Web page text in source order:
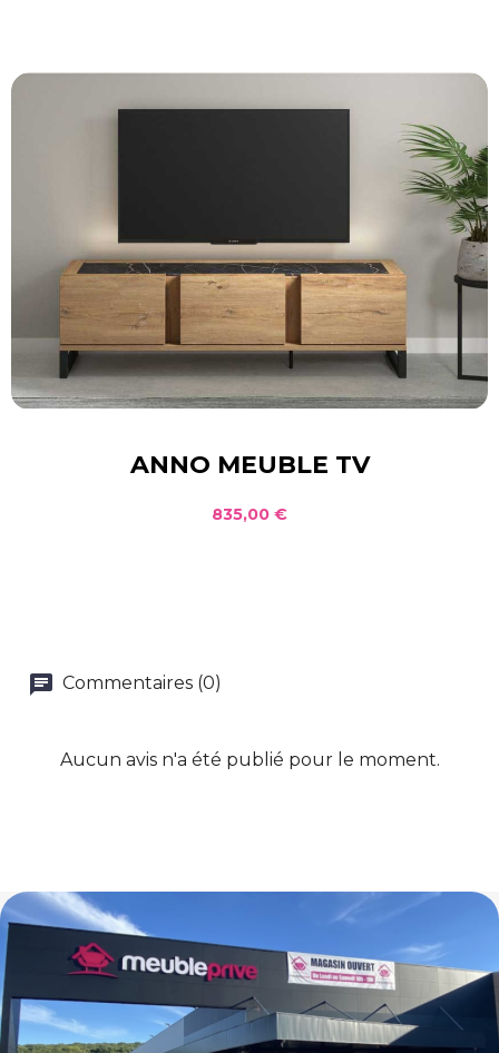
ANNO MEUBLE TV
835,00 €
Commentaires (0)
Aucun avis n'a été publié pour le moment.